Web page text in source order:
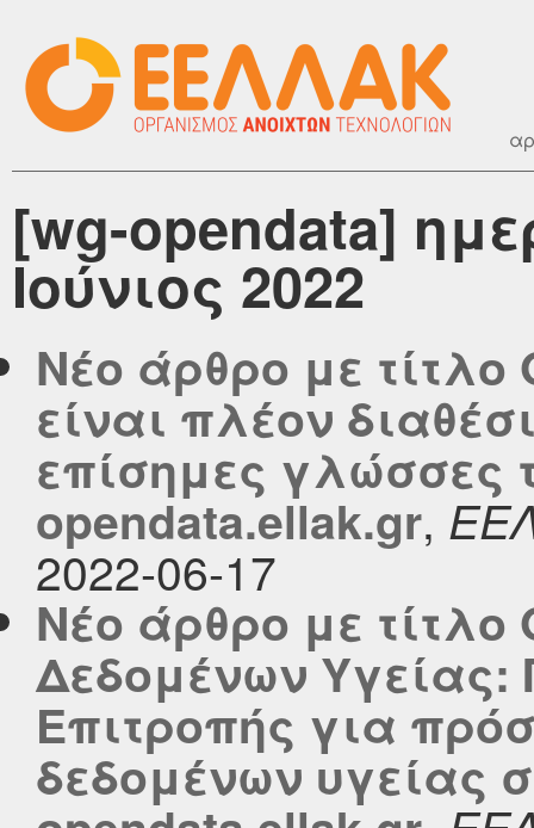
[wg-opendata]
Ιούνιος 2022
Νέο άρθρο με τίτλο
είναι πλέον
επίσημες γλώσσες
opendata.ellak.gr,
2022-06-17
Νέο άρθρο με
Δεδομένων Υγείας:
Επιτροπής για
δεδομένων υγείας